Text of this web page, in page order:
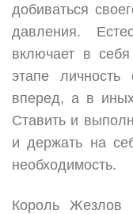
добиваться
давления.
включает в
этапе
вперед, а в
Ставить и
и держать на
необходимость.
Король Жезлов